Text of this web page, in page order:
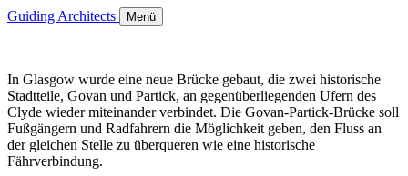
Guiding Architects Menü
In Glasgow wurde eine neue Brücke gebaut, die zwei historische
Stadtteile, Govan und Partick, an gegenüberliegenden Ufern des
Clyde wieder miteinander verbindet. Die Govan-Partick-Brücke soll
Fußgängern und Radfahrern die Möglichkeit geben, den Fluss an
der gleichen Stelle zu überqueren wie eine historische
Fährverbindung.